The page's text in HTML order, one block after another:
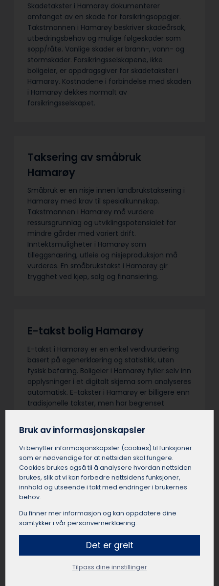
Skadetakster i Hamarøy dokumenterer
omfanget av en skade for forsikringsoppgjør.
Takstmannen i Hamarøy beskriver skadeårsak,
utbedringsbehov og mulige følgeskader som
sopp/råte. Vanlige skader er brann-, vann- og
stormskader. Forsikringsselskapene, ikke
boligeier, er oppdragsgiver for skadetakster i
Hamarøy. Kostnadene i forbindelse med skaden
i Hamarøy dekkes normalt av
forsikringsselskapet.
Taksering av småbruk
Hamarøy
Småbruk er en nisje innen landbrukstaksering i
Hamarøy med krav til spesialkunnskap.
Takstmannen i Hamarøy må vurdere
ressursgrunnlag og utviklingspotensialet for
mindre gårder med variert drift.
Inntektsmuligheter i Hamarøy som
tilleggsnæring, utleie og nisjeproduksjon må
vurderes. En småbrukstakst i Hamarøy gir
trygghet ved kjøp, salg og finansiering.
E-takst bolig Hamarøy
E-takst i Hamarøy er en enkel verdivurdering
basert på egenerklæring og statistikk, uten
fysisk befaring. Boligeier i Hamarøy fyller selv inn
opplysninger i et digitalt skjema som analyseres
automatisk. E-takster i Hamarøy er billigere enn
tradisjonelle takster, men har begrenset
standardiserte boliger.
Verdivurdering av bolig
Hamarøy
En verdivurdering i Hamarøy er takstmannens
estimat av boligens sannsynlige markedspris i
Hamarøy. Takstmannen i Hamarøy gjør en
helhetlig vurdering av beliggenhet, standard,
areal og sammenlignbare salg. Verdivurderinger
Bruk av informasjonskapsler
Vi benytter informasjons­kapsler (cookies) til funksjoner
som er nødvendige for at nettsiden skal fungere.
Cookies brukes også til å analysere hvordan nettsiden
brukes, slik at vi kan forbedre nettsidens funksjoner,
innhold og utseende i takt med endringer i brukernes
behov.
Du finner mer informasjon og kan oppdatere dine
samtykker i vår personvernerklæring.
Det er greit
Tilpass dine innstillinger